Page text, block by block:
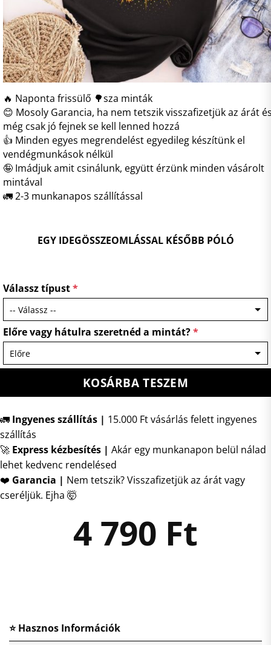
🔥 Naponta frissülő 🌳sza minták
😊 Mosoly Garancia, ha nem tetszik visszafizetjük az árát
még csak jó fejnek se kell lenned hozzá
👍 Minden egyes megrendelést egyedileg készítünk el
vendégmunkások nélkül
🤪 Imádjuk amit csinálunk, együtt érzünk minden vásárolt
mintával
🚛 2-3 munkanapos szállítással
EGY IDEGÖSSZEOMLÁSSAL KÉSŐBB PÓLÓ
Válassz típust*
Előre vagy hátulra szeretnéd a mintát?*
KOSÁRBA TESZEM
🚛 Ingyenes szállítás | 15.000 Ft vásárlás felett ingyenes
szállítás
🚀 Express kézbesítés | Akár egy munkanapon belül nálad
lehet kedvenc rendelésed
❤️ Garancia | Nem tetszik? Visszafizetjük az árát vagy
cseréljük. Ejha 🤯
4 790 Ft
⭐ Hasznos Információk